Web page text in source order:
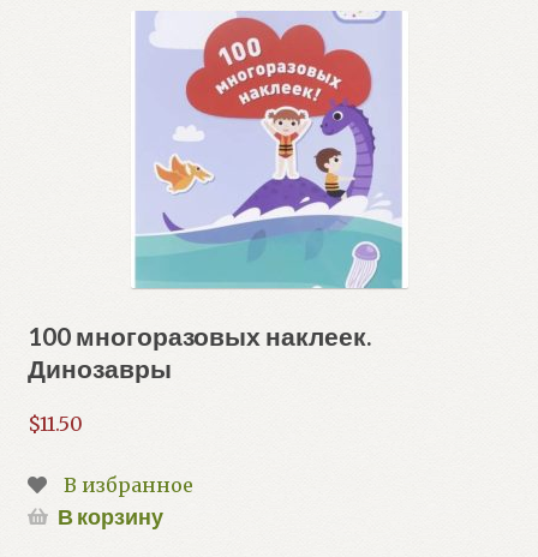
100 многоразовых наклеек.
Динозавры
$11.50
В избранное
В корзину